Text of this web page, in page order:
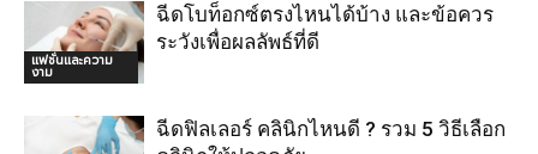
แฟชั่นและความ
งาม
ฉีดโบท็อกซ์ตรงไหนได้บ้าง และข้อควร
ระวังเพื่อผลลัพธ์ที่ดี
ฉีดฟิลเลอร์ คลินิกไหนดี ? รวม 5 วิธีเลือก